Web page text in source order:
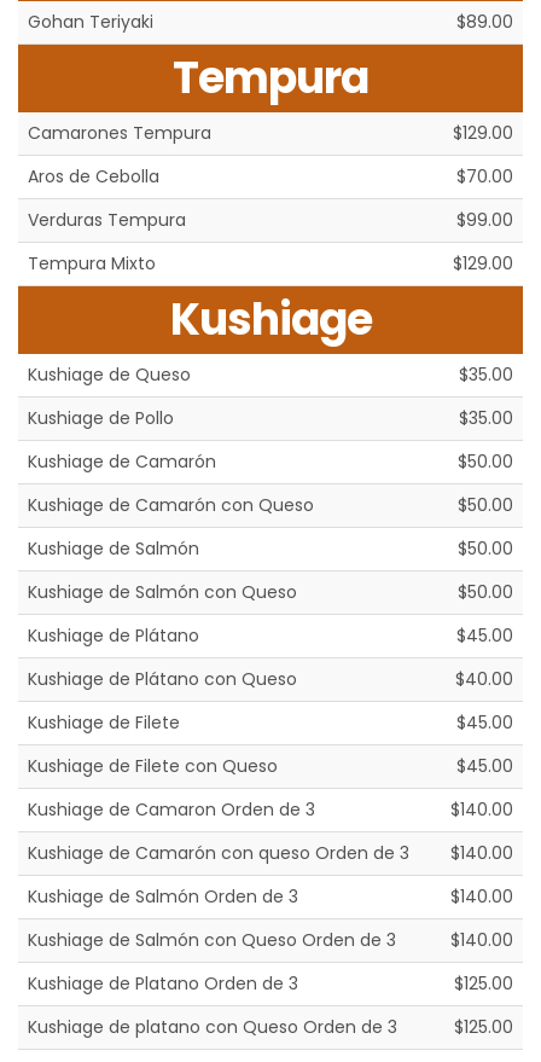
Gohan Teriyaki $89.00
Tempura
Camarones Tempura
$129.00
Aros de Cebolla
$70.00
Verduras Tempura
$99.00
Tempura Mixto
$129.00
Kushiage
Kushiage de Queso
$35.00
Kushiage de Pollo
$35.00
Kushiage de Camarón
$50.00
Kushiage de Camarón con Queso
$50.00
Kushiage de Salmón
$50.00
Kushiage de Salmón con Queso
$50.00
Kushiage de Plátano
$45.00
Kushiage de Plátano con Queso
$40.00
Kushiage de Filete
$45.00
Kushiage de Filete con Queso
$45.00
Kushiage de Camaron Orden de 3
$140.00
Kushiage de Camarón con queso Orden de 3
$140.00
Kushiage de Salmón Orden de 3
$140.00
Kushiage de Salmón con Queso Orden de 3
$140.00
Kushiage de Platano Orden de 3
$125.00
Kushiage de platano con Queso Orden de 3
$125.00